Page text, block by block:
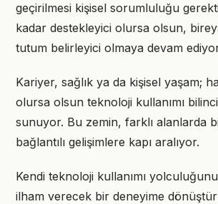
geçirilmesi kişisel sorumluluğu
kadar destekleyici olursa olsun,
tutum belirleyici olmaya devam
Kariyer, sağlık ya da kişisel yaşam;
olursa olsun teknoloji kullanımı
sunuyor. Bu zemin, farklı alanlarda
bağlantılı gelişimlere kapı aralıyor.
Kendi teknoloji kullanımı
ilham verecek bir deneyime